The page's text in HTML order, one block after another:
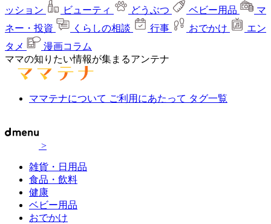
ッション
ビューティ どうぶつ ベビー用品
マ
ネー・投資
くらしの相談 行事 おでかけ
エン
タメ
漫画コラム
ママの知りたい情報が集まるアンテナ
ママテナについて ご利用にあたって タグ一覧
>
雑貨・日用品
食品・飲料
健康
ベビー用品
おでかけ